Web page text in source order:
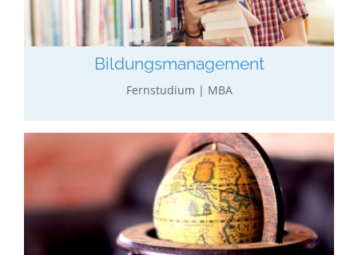
Bildungs­­management
Fernstudium | MBA
Verbindung mit Aspekten des Bildungsbereichs in
Ökonomie, Politik, Management und Marketing.
mehr erfahren…
Tourismus­­management
Allgemeines wirtschaftliches Studium in
Verbindung mit Management & Marketing im